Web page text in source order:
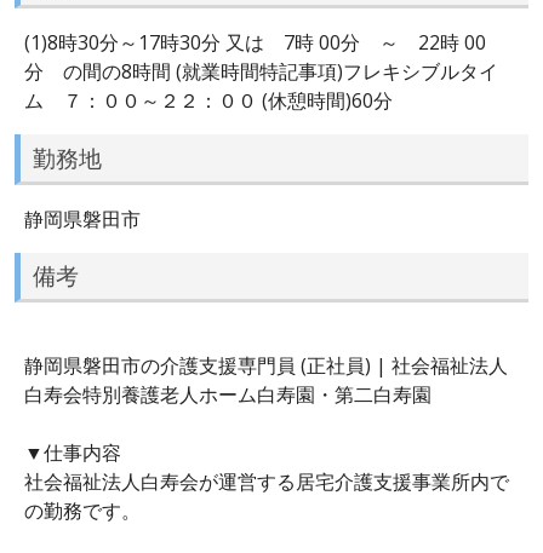
(1)8時30分～17時30分 又は 7時 00分 ～ 22時 00
分 の間の8時間 (就業時間特記事項)フレキシブルタイ
ム ７：００～２２：００ (休憩時間)60分
勤務地
静岡県磐田市
備考
静岡県磐田市の介護支援専門員 (正社員) | 社会福祉法人
白寿会特別養護老人ホーム白寿園・第二白寿園
▼仕事内容
社会福祉法人白寿会が運営する居宅介護支援事業所内で
の勤務です。